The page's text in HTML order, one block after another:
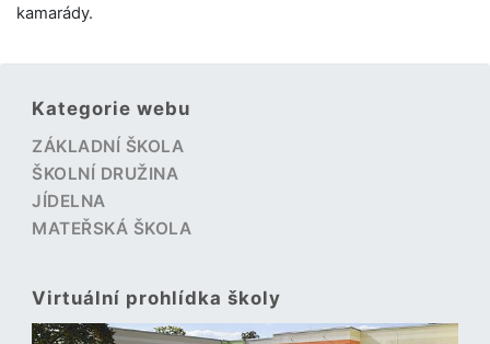
kamarády.
Kategorie webu
ZÁKLADNÍ ŠKOLA
ŠKOLNÍ DRUŽINA
JÍDELNA
MATEŘSKÁ ŠKOLA
Virtuální prohlídka školy